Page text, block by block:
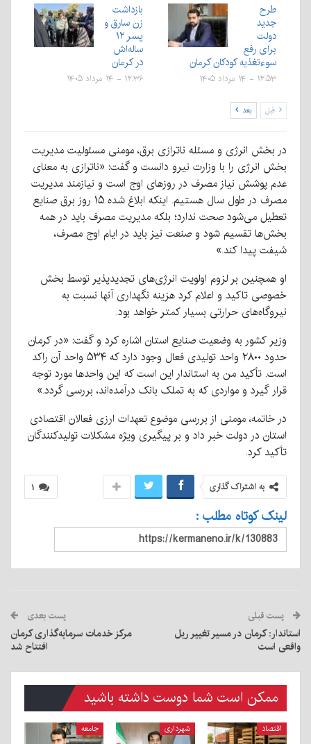
طرح
جدید
دولت
برای رفع
سوءتغذیه کودکان کرمان
۱۲:۵۳ - ۱۴ مرداد ۱۴۰۵
بازداشت
زن سارق و
پسر ۱۲
ساله‌اش
در کرمان
۱۲:۳۶ - ۱۴ مرداد ۱۴۰۵
قبل بعد
در بخش انرژی و مسئله ناترازی برق، مومنی مسئولیت مدیریت
بخش انرژی را با وزارت نیرو دانست و گفت: «ناترازی به معنای
عدم پوشش نیاز مصرف در روزهای اوج است و نیازمند مدیریت
مصرف در طول سال هستیم. اینکه ابلاغ شده ۱۵ روز برق صنایع
تعطیل می‌شود صحت ندارد؛ بلکه مدیریت مصرف باید در همه
بخش‌ها تقسیم شود و صنعت نیز باید در ایام اوج مصرف،
شیفت پیدا کند.»
او همچنین بر لزوم اولویت انرژی‌های تجدیدپذیر توسط بخش
خصوصی تاکید و اعلام کرد هزینه نگهداری آنها نسبت به
نیروگاه‌های حرارتی بسیار کمتر خواهد بود.
وزیر کشور به وضعیت صنایع استان اشاره کرد و گفت: «در کرمان
حدود ۲۸۰۰ واحد تولیدی فعال وجود دارد که ۵۳۴ واحد آن راکد
است. تأکید من به استاندار این است که این واحدها مورد توجه
قرار گیرد و مواردی که به تملک بانک درآمده‌اند، بررسی گردد.»
در خاتمه، مومنی از بررسی موضوع تعهدات ارزی فعالان اقتصادی
استان در دولت خبر داد و بر پیگیری ویژه مشکلات تولیدکنندگان
تأکید کرد.
۱ به اشتراک گذاری
لینک کوتاه مطلب :
پست قبلی
استاندار: کرمان در مسیر تغییر ریل
واقعی است
پست بعدی
مرکز خدمات سرمایه‌گذاری کرمان
افتتاح شد
ممکن است شما دوست داشته باشید
اقتصاد شهرداری جامعه